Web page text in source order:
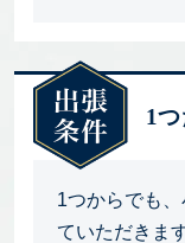
1
1つからでも
ていただきます